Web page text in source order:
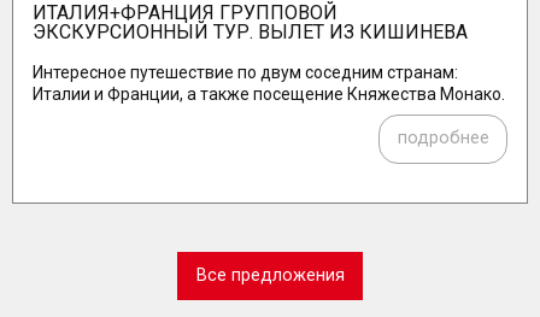
ИТАЛИЯ+ФРАНЦИЯ ГРУППОВОЙ
ЭКСКУРСИОННЫЙ ТУР. ВЫЛЕТ ИЗ КИШИНЕВА
Интересное путешествие по двум соседним странам:
Италии и Франции, а также посещение Княжества Монако.
подробнее
Все предложения